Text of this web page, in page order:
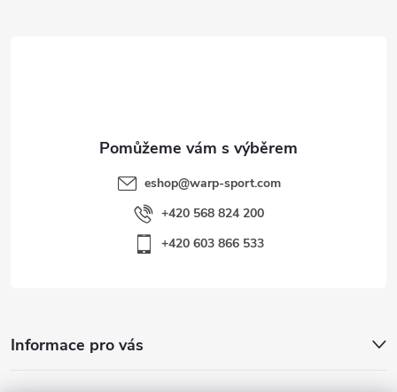
eshop@warp-sport.com
+420 568 824 200
+420 603 866 533
Informace pro vás